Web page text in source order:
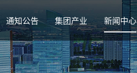
通知公告 集团产业 新闻中心